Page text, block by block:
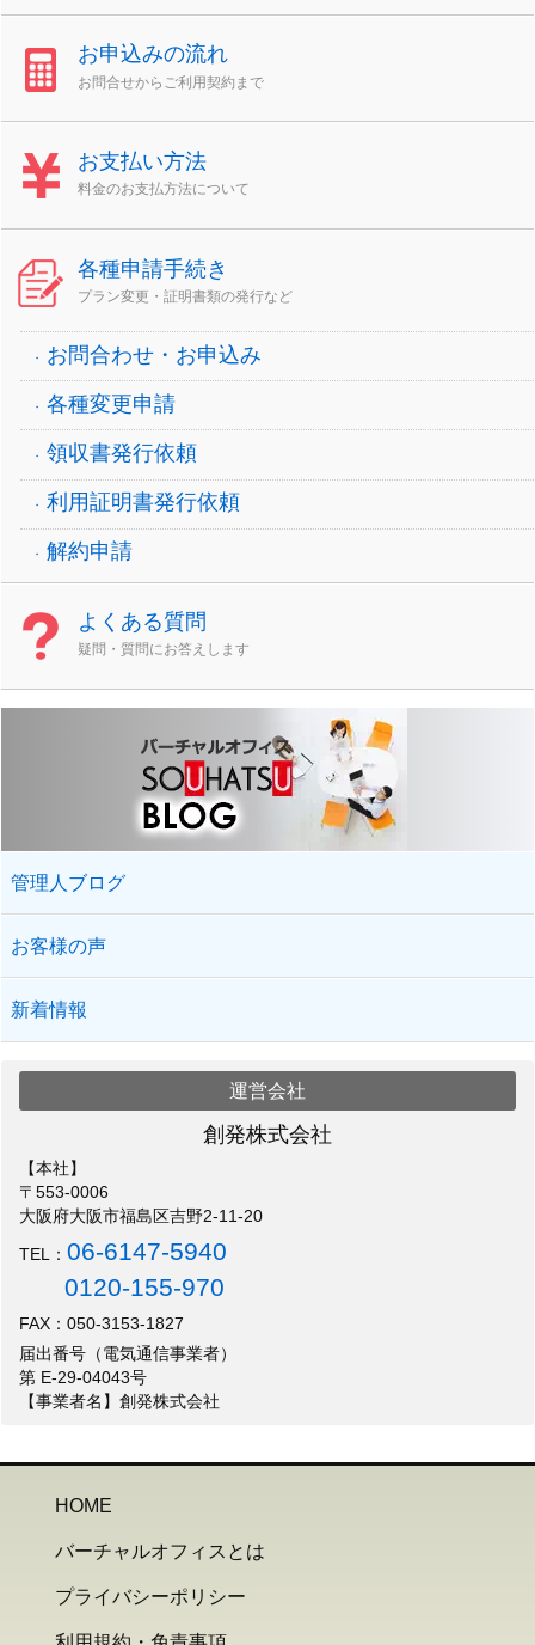
お申込みの流れ
お問合せからご利用契約まで
お支払い方法
料金のお支払方法について
各種申請手続き
プラン変更・証明書類の発行など
お問合わせ・お申込み
各種変更申請
領収書発行依頼
利用証明書発行依頼
解約申請
よくある質問
疑問・質問にお答えします
管理人ブログ
お客様の声
新着情報
運営会社
創発株式会社
【本社】
〒553-0006
大阪府大阪市福島区吉野2-11-20
TEL：06-6147-5940
0120-155-970
FAX：050-3153-1827
届出番号（電気通信事業者）
第 E-29-04043号
【事業者名】創発株式会社
HOME
バーチャルオフィスとは
プライバシーポリシー